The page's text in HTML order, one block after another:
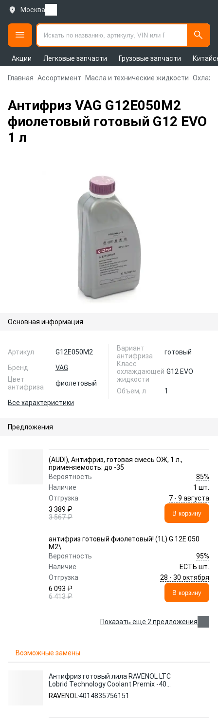
Москва
Акции Легковые запчасти Грузовые запчасти
Главная Ассортимент Масла и технические жидкости
Антифриз VAG G12E050M2
фиолетовый готовый G12 EVO
1 л
Основная информация
Артикул
G12E050M2
Бренд
VAG
Цвет
антифриза
фиолетовый
Вариант
антифриза
готовый
Класс
охлаждающей
жидкости
G12 EVO
Объем, л
1
Все характеристики
Предложения
(AUDI), Антифриз, готовая смесь ОЖ, 1 л.,
применяемость: до -35
Вероятность
85%
Наличие
1 шт.
Отгрузка
7 - 9 августа
3 389 ₽
3 567 ₽
В корзину
антифриз готовый фиолетовый! (1L) G 12E 050
M2\
Вероятность
95%
Наличие
ЕСТЬ шт.
Отгрузка
28 - 30 октября
6 093 ₽
6 413 ₽
В корзину
Показать еще 2 предложения
Возможные замены
Антифриз готовый лила RAVENOL LTC
Lobrid Technology Coolant Premix -40
C12++ (5л)
RAVENOL4014835756151